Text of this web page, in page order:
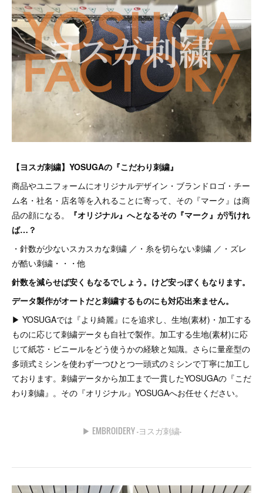
【ヨスガ刺繍】YOSUGAの『こだわり刺繍』
商品やユニフォームにオリジナルデザイン・ブランドロゴ・チー
ム名・社名・店名等を入れることに寄って、その『マーク』は商
品の顔になる。
『オリジナル』へとなるその『マーク』が汚けれ
ば…？
・針数が少ないスカスカな刺繍 ／・糸を切らない刺繍 ／・ズレ
が酷い刺繍・・・他
針数を減らせば安くもなるでしょう。けど安っぽくもなります。
データ製作がオートだと刺繍するものにも対応出来ません。
▶︎ YOSUGAでは『より綺麗』にを追求し、生地(素材)・加工する
ものに応じて刺繍データも自社で製作。加工する生地(素材)に応
じて紙芯・ビニールをどう使うかの経験と知識。さらに量産型の
多頭式ミシンを使わず一つひとつ一頭式のミシンで丁寧に加工し
ております。刺繍データから加工まで一貫したYOSUGAの『こだ
わり刺繍』。その『オリジナル』YOSUGAへお任せください。
▶︎ EMBROIDERY -ヨスガ刺繍-